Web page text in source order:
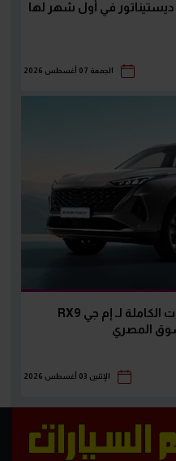
في أول شهر لها
الجمعة 07 أغسطس 2026
بسعر 1.9 مليون جنيه.. المواصفات الكاملة لـ إم جي RX9
المصري
الإثنين 03 أغسطس 2026